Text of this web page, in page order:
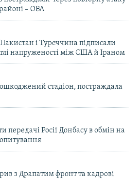
– ОВА
Пакистан і Туреччина підписали
напруженості між США й Іраном
стадіон, постраждала
передачі Росії Донбасу в обмін на
опитування
з Драпатим фронт та кадрові